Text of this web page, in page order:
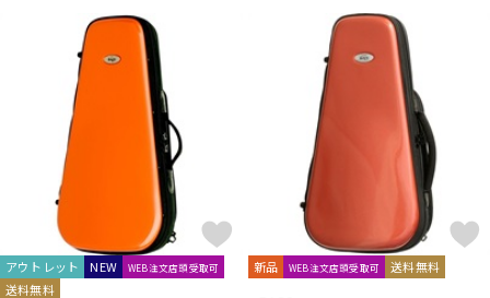
ドラム パーカッション
キーボード
アウトレット NEW WEB注文店頭受取可
送料無料
新品 WEB注文店頭受取可 送料無料